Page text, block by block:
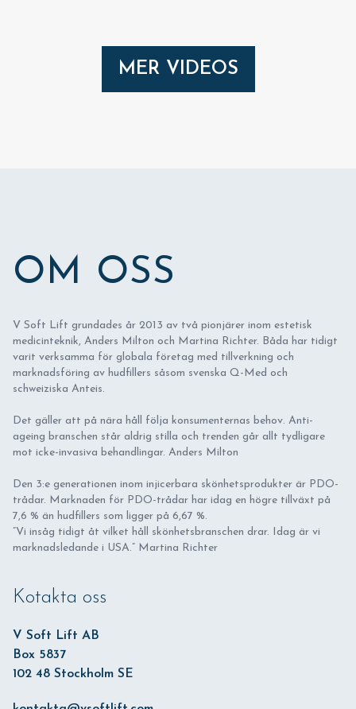
MER VIDEOS
OM OSS
V Soft Lift grundades år 2013 av två pionjärer inom estetisk
medicinteknik, Anders Milton och Martina Richter. Båda har tidigt
varit verksamma för globala företag med tillverkning och
marknadsföring av hudfillers såsom svenska Q-Med och
schweiziska Anteis.
Det gäller att på nära håll följa konsumenternas behov. Anti-
ageing branschen står aldrig stilla och trenden går allt tydligare
mot icke-invasiva behandlingar. Anders Milton
Den 3:e generationen inom injicerbara skönhetsprodukter är PDO-
trådar. Marknaden för PDO-trådar har idag en högre tillväxt på
7,6 % än hudfillers som ligger på 6,67 %.
”Vi insåg tidigt åt vilket håll skönhetsbranschen drar. Idag är vi
marknadsledande i USA.” Martina Richter
Kotakta oss
V Soft Lift AB
Box 5837
102 48 Stockholm SE